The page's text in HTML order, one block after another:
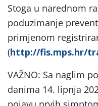
Stoga u narednom
poduzimanje
primjenom
(http://fis.mps.hr/
VAŽNO: Sa naglim
danima 14. lipnja